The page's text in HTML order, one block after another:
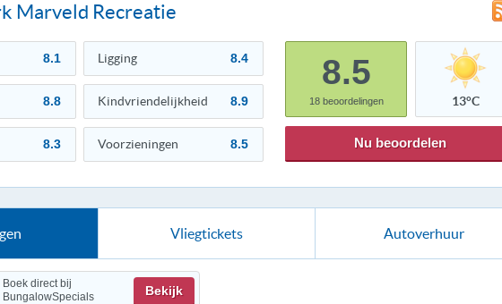
Marveld Recreatie
8.1 Ligging 8.4
8.8 Kindvriendelijkheid 8.9
8.3 Voorzieningen 8.5
8.5
18beoordelingen 13°C
Nu beoordelen
Vliegtickets Autoverhuur
Boek direct bij
BungalowSpecials
Bekijk